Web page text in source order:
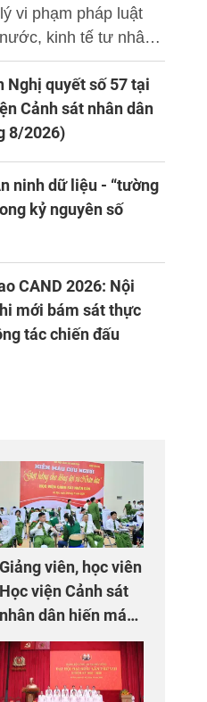
vi phạm pháp luật
kinh tế tư nhân
nghệ, đổi mới sáng
Nghị quyết số 57 tại
Cảnh sát nhân dân
8/2026)
ninh dữ liệu - “tường
kỷ nguyên số
CAND 2026: Nội
mới bám sát thực
tác chiến đấu
Giảng viên, học viên
Học viện Cảnh sát
nhân dân hiến máu
giúp dân và đồng
đội